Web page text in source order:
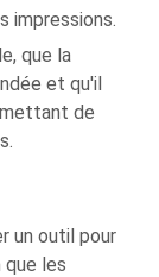
impressions.
que la
et qu'il
de
un outil pour
que les